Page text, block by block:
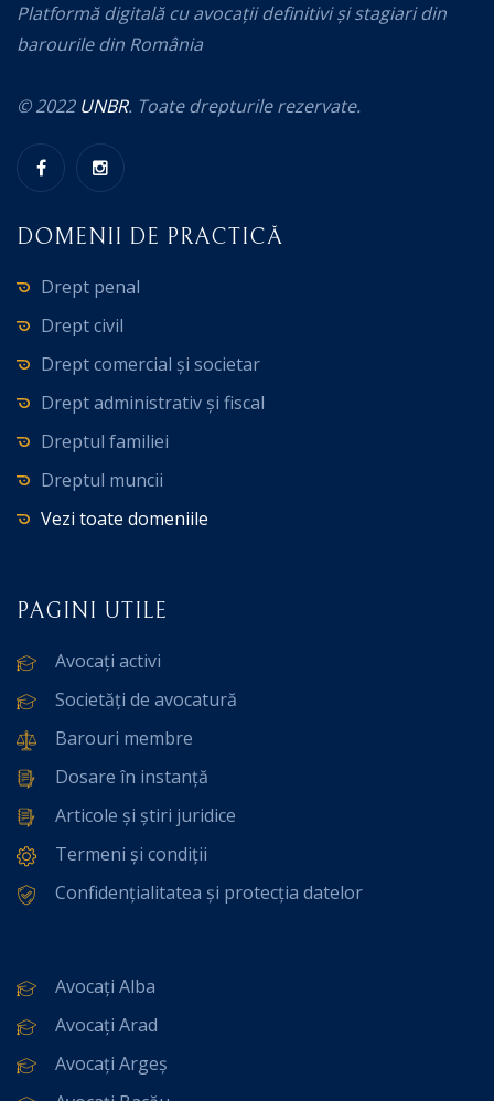
Platformă digitală cu avocații definitivi și stagiari din
barourile din România
© 2022 UNBR. Toate drepturile rezervate.
DOMENII DE PRACTICĂ
Drept penal
Drept civil
Drept comercial și societar
Drept administrativ și fiscal
Dreptul familiei
Dreptul muncii
Vezi toate domeniile
PAGINI UTILE
Avocați activi
Societăți de avocatură
Barouri membre
Dosare în instanță
Articole și știri juridice
Termeni și condiții
Confidențialitatea și protecția datelor
Avocați Alba
Avocați Arad
Avocați Argeș